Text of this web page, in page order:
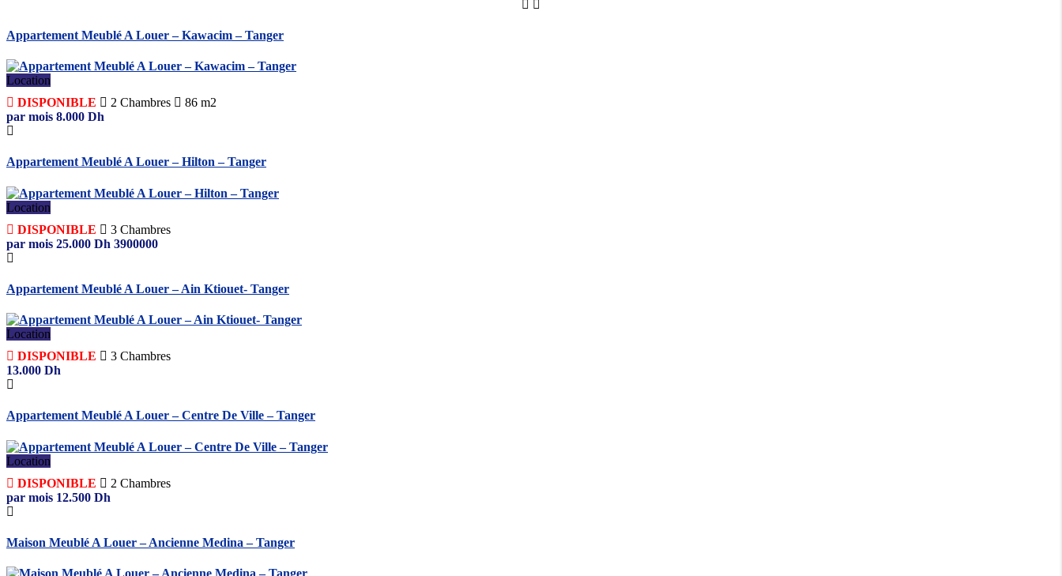
Appartement Meublé A Louer – Kawacim – Tanger
Location
DISPONIBLE
2 Chambres
86 m2
par mois 8.000 Dh
Appartement Meublé A Louer – Hilton – Tanger
Location
DISPONIBLE
3 Chambres
par mois 25.000 Dh 3900000
Appartement Meublé A Louer – Ain Ktiouet- Tanger
Location
DISPONIBLE
3 Chambres
13.000 Dh
Appartement Meublé A Louer – Centre De Ville – Tanger
Location
DISPONIBLE
2 Chambres
par mois 12.500 Dh
Maison Meublé A Louer – Ancienne Medina – Tanger